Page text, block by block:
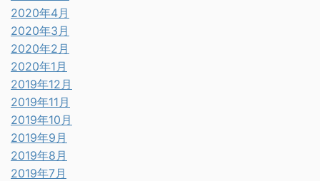
2020年4月
2020年3月
2020年2月
2020年1月
2019年12月
2019年11月
2019年10月
2019年9月
2019年8月
2019年7月